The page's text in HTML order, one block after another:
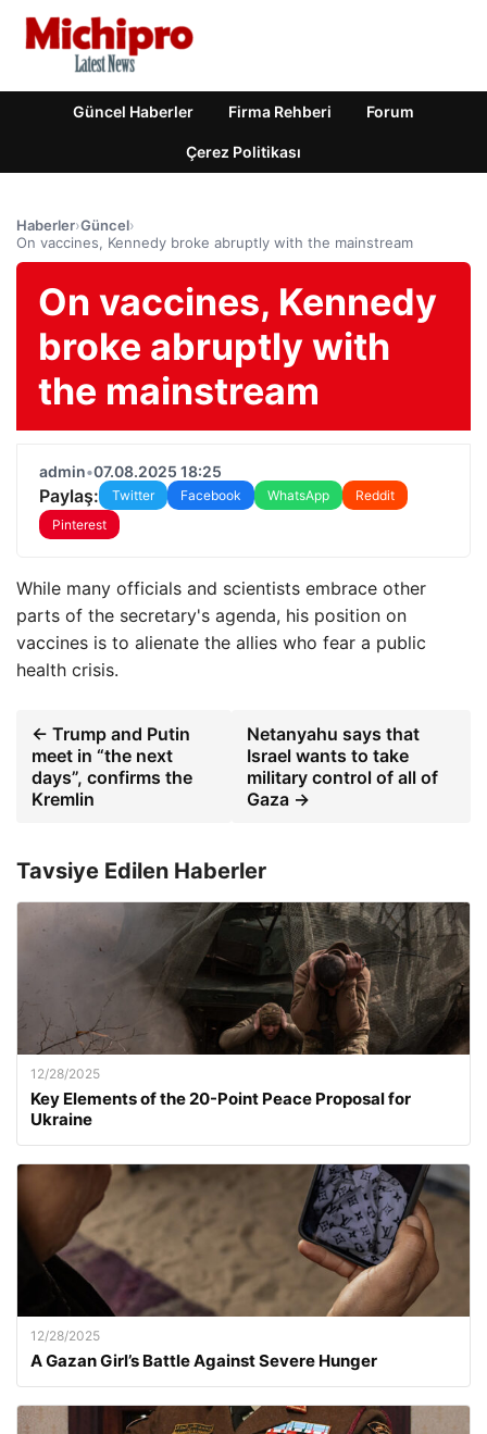
Güncel Haberler Firma Rehberi Forum
Çerez Politikası
Haberler›Güncel›
On vaccines, Kennedy broke abruptly with the mainstream
On vaccines, Kennedy
broke abruptly with
the mainstream
admin•07.08.2025 18:25
Paylaş: Twitter Facebook WhatsApp
Reddit
Pinterest
While many officials and scientists embrace other
parts of the secretary's agenda, his position on
vaccines is to alienate the allies who fear a public
health crisis.
← Trump and Putin
meet in “the next
days”, confirms the
Kremlin
Netanyahu says that
Israel wants to take
military control of all of
Gaza →
Tavsiye Edilen Haberler
12/28/2025
Key Elements of the 20-Point Peace Proposal for
Ukraine
12/28/2025
A Gazan Girl’s Battle Against Severe Hunger